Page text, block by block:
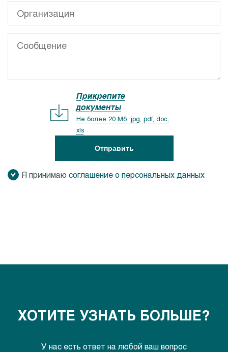
Прикрепите
документы
Не более 20 Мб: jpg, pdf, doc,
xls
Отправить
Я принимаю соглашение о персональных данных
ХОТИТЕ УЗНАТЬ БОЛЬШЕ?
У нас есть ответ на любой ваш вопрос